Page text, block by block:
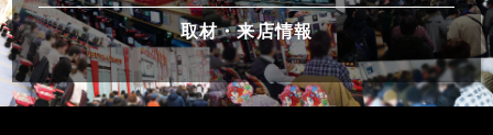
取材・来店情報